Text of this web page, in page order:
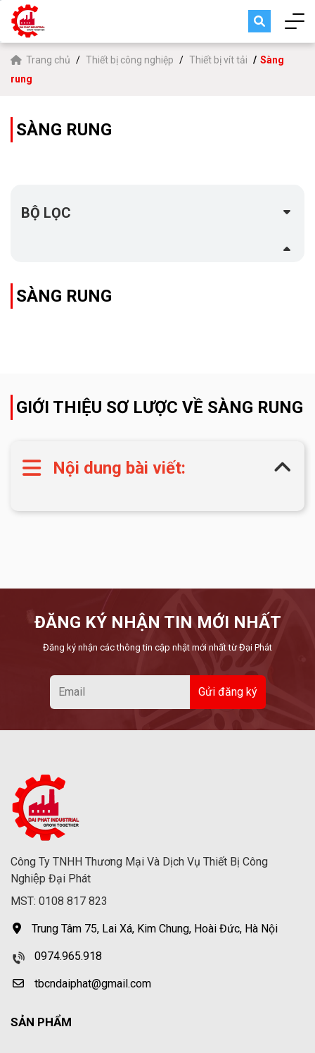
Trang chủ Thiết bị công nghiệp Thiết bị vít tải
Sàng
rung
SÀNG RUNG
BỘ LỌC
SÀNG RUNG
GIỚI THIỆU SƠ LƯỢC VỀ SÀNG RUNG
Nội dung bài viết:
ĐĂNG KÝ NHẬN TIN MỚI NHẤT
Đăng ký nhận các thông tin cập nhật mới nhất từ Đại Phát
Công Ty TNHH Thương Mại Và Dịch Vụ Thiết Bị Công
Nghiệp Đại Phát
MST: 0108 817 823
Trung Tâm 75, Lai Xá, Kim Chung, Hoài Đức, Hà Nội
0974.965.918
tbcndaiphat@gmail.com
SẢN PHẨM